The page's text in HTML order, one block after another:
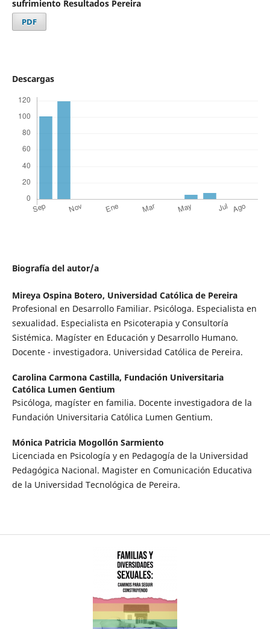
sufrimiento Resultados Pereira
PDF
Descargas
Biografía del autor/a
Mireya Ospina Botero, Universidad Católica de Pereira
Profesional en Desarrollo Familiar. Psicóloga. Especialista en
sexualidad. Especialista en Psicoterapia y Consultoría
Sistémica. Magíster en Educación y Desarrollo Humano.
Docente - investigadora. Universidad Católica de Pereira.
Carolina Carmona Castilla, Fundación Universitaria
Católica Lumen Gentium
Psicóloga, magíster en familia. Docente investigadora de la
Fundación Universitaria Católica Lumen Gentium.
Mónica Patricia Mogollón Sarmiento
Licenciada en Psicología y en Pedagogía de la Universidad
Pedagógica Nacional. Magister en Comunicación Educativa
de la Universidad Tecnológica de Pereira.